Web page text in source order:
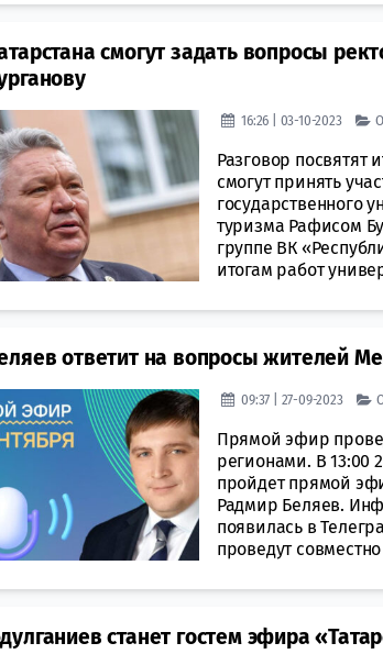
смогут задать вопросы
16:26 | 03-10-2023
Разговор посвятят
смогут принять
государственного
туризма Рафисом
группе ВК
итогам работ
ответит на вопросы жителей
09:37 | 27-09-2023
Прямой эфир
регионами. В 13:00
пройдет прямой
Радмир Беляев.
появилась в
проведут совместно
станет гостем эфира